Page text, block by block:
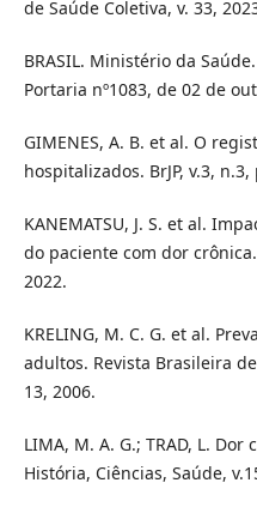
de Saúde Coletiva, v. 33,
BRASIL. Ministério da
Portaria nº1083, de 02 de
GIMENES, A. B. et al. O
hospitalizados. BrJP, v.3, n.3,
KANEMATSU, J. S. et al.
do paciente com dor
2022.
KRELING, M. C. G. et al.
adultos. Revista Brasileira
13, 2006.
LIMA, M. A. G.; TRAD, L.
História, Ciências, Saúde,